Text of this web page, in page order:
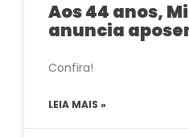
Aos 44 anos,
anuncia
Confira!
LEIA MAIS »